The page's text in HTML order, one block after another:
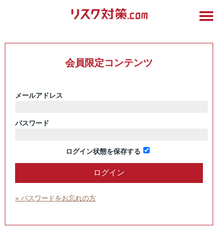
会員限定コンテンツ
メールアドレス
パスワード
ログイン状態を保存する
» パスワードをお忘れの方